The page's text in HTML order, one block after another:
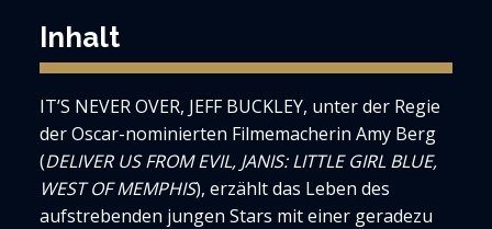
Inhalt
IT’S NEVER OVER, JEFF BUCKLEY, unter der Regie
der Oscar-nominierten Filmemacherin Amy Berg
(DELIVER US FROM EVIL, JANIS: LITTLE GIRL BLUE,
WEST OF MEMPHIS), erzählt das Leben des
aufstrebenden jungen Stars mit einer geradezu